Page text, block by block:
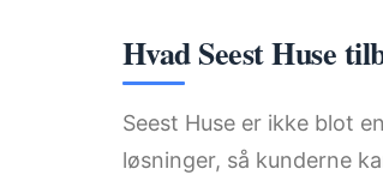
Hvad Seest Huse
Seest Huse er ikke blot
løsninger, så kunderne